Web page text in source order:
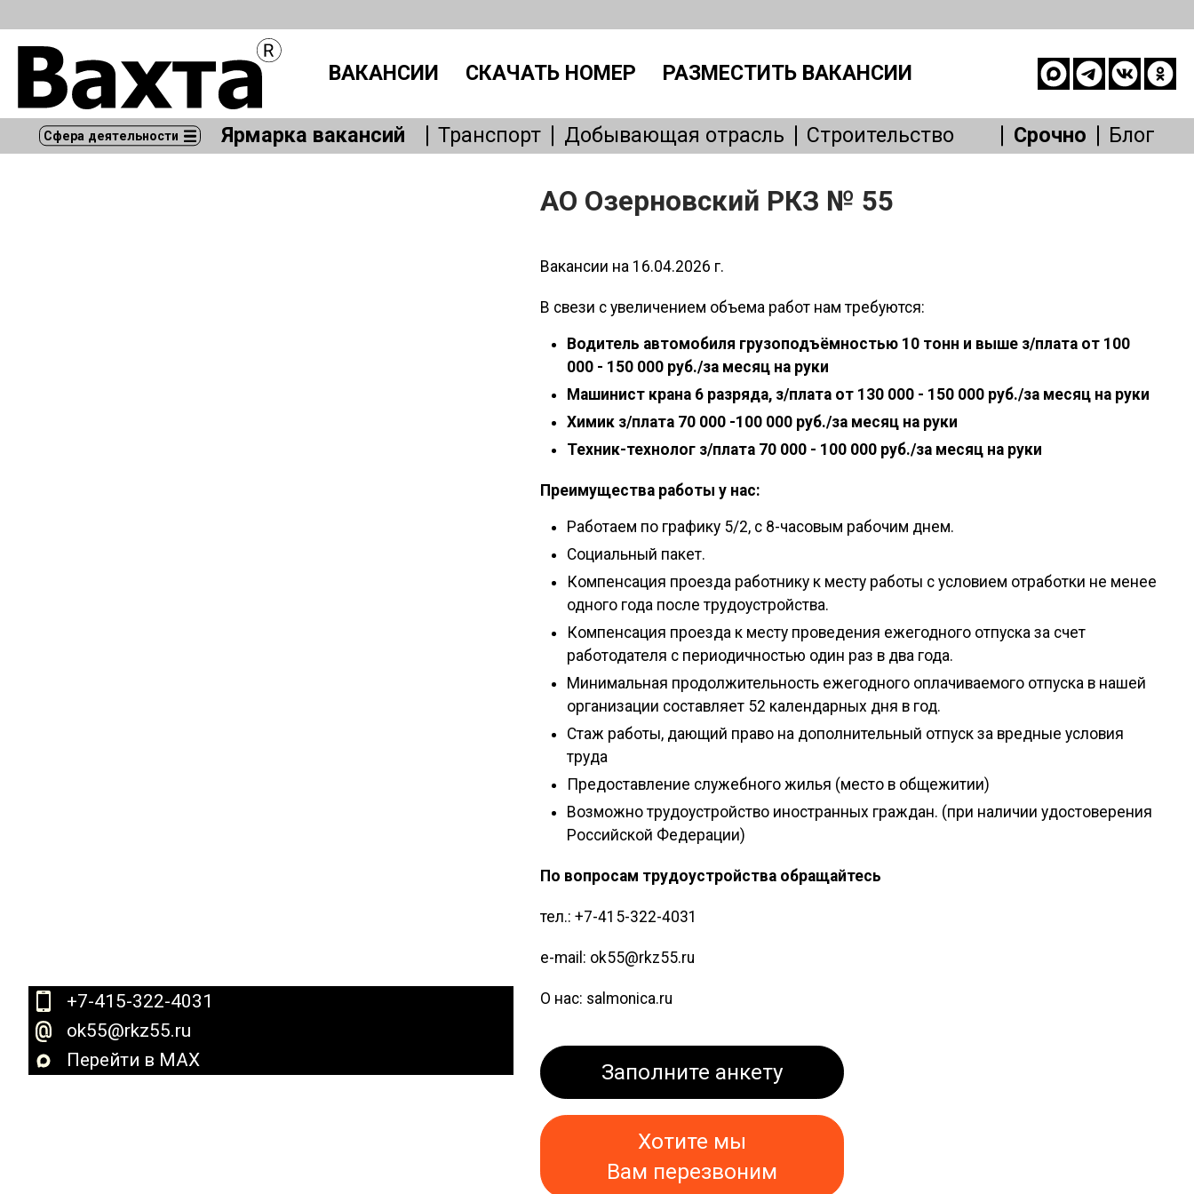
ВАКАНСИИ СКАЧАТЬ НОМЕР РАЗМЕСТИТЬ ВАКАНСИИ
Сфера деятельности Ярмарка вакансий Транспорт Добывающая отрасль
Строительство
Производство
IT, интернет
Административный персонал
Безопасность
Медицина
Образование
Срочно Блог
+7-415-322-4031
ok55@rkz55.ru
Перейти в MAX
АО Озерновский РКЗ № 55
Вакансии на 16.04.2026 г.
В свези с увеличением объема работ нам требуются:
Водитель автомобиля грузоподъёмностью 10 тонн и выше з/плата от 100
000 - 150 000 руб./за месяц на руки
Машинист крана 6 разряда, з/плата от 130 000 - 150 000 руб./за месяц на руки
Химик з/плата 70 000 -100 000 руб./за месяц на руки
Техник-технолог з/плата 70 000 - 100 000 руб./за месяц на руки
Преимущества работы у нас:
Работаем по графику 5/2, с 8-часовым рабочим днем.
Социальный пакет.
Компенсация проезда работнику к месту работы с условием отработки не менее
одного года после трудоустройства.
Компенсация проезда к месту проведения ежегодного отпуска за счет
работодателя с периодичностью один раз в два года.
Минимальная продолжительность ежегодного оплачиваемого отпуска в нашей
организации составляет 52 календарных дня в год.
Стаж работы, дающий право на дополнительный отпуск за вредные условия
труда
Предоставление служебного жилья (место в общежитии)
Возможно трудоустройство иностранных граждан. (при наличии удостоверения
Российской Федерации)
По вопросам трудоустройства обращайтесь
тел.: +7-415-322-4031
e-mail: ok55@rkz55.ru
О нас: salmonica.ru
Заполните анкету
Хотите мы
Вам перезвоним